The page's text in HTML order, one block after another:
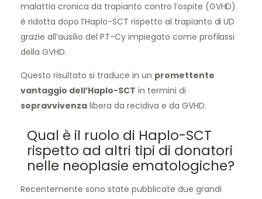
malattia cronica da trapianto contro l’ospite (GVHD)
è ridotta dopo l’Haplo-SCT rispetto al trapianto di UD
grazie all’ausilio del PT-Cy impiegato come profilassi
della GVHD.
Questo risultato si traduce in un promettente
vantaggio dell’Haplo-SCT in termini di
sopravvivenzalibera da recidiva e da GVHD.
Qual è il ruolo di Haplo-SCT
rispetto ad altri tipi di donatori
nelle neoplasie ematologiche?
Recentemente sono state pubblicate due grandi